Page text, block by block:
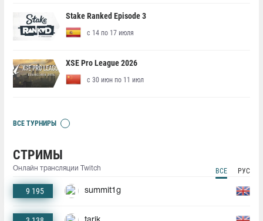
Stake Ranked Episode 3
с 14 по 17 июля
XSE Pro League 2026
с 30 июн по 11 июл
ВСЕ ТУРНИРЫ
СТРИМЫ
Онлайн трансляции Twitch ВСЕ РУС
9 195 summit1g